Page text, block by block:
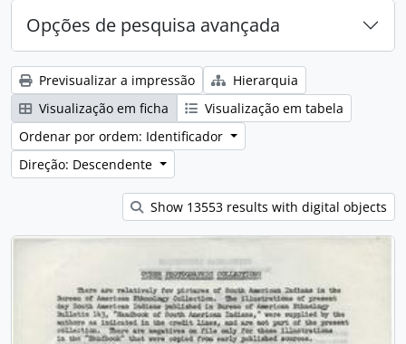
Opções de pesquisa avançada
Previsualizar a impressão
Hierarquia
Visualização em ficha
Visualização em tabela
Ordenar por ordem: Identificador
Direção: Descendente
Show 13553 results with digital objects